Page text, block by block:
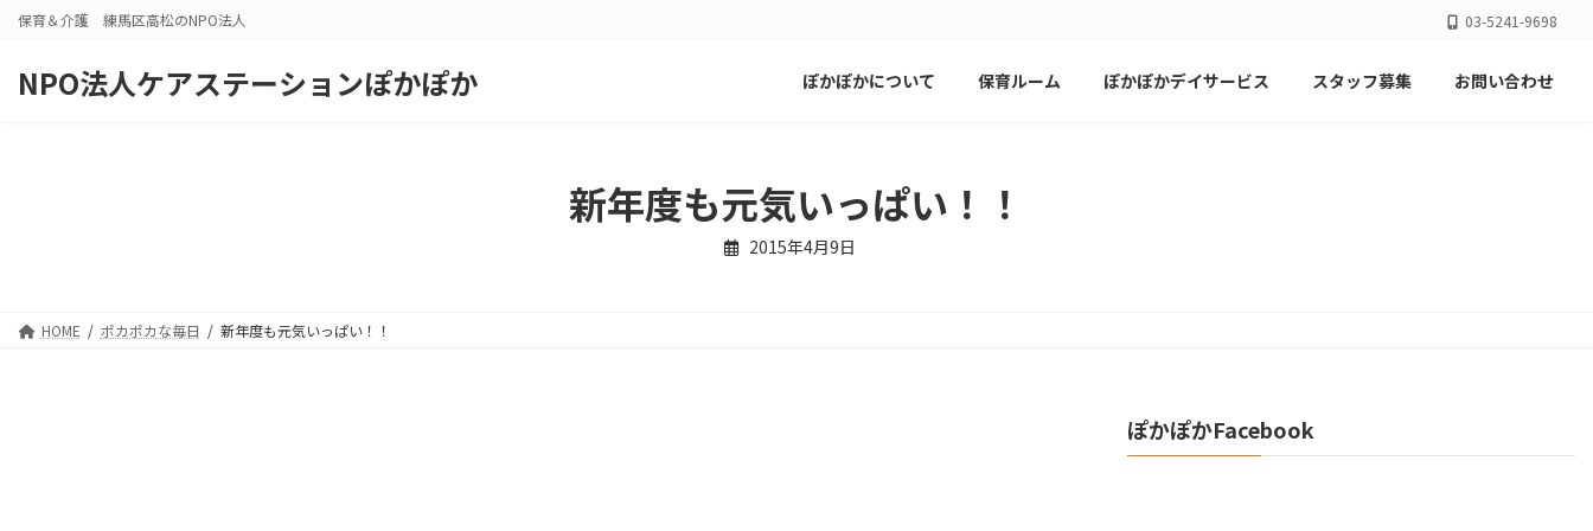
保育＆介護 練馬区高松のNPO法人 03-5241-9698
NPO法人ケアステーションぽかぽか ぽかぽかについて 保育ルーム ぽかぽかデイサービス スタッフ募集 お問い合わせ
新年度も元気いっぱい！！
2015年4月9日
HOME ポカポカな毎日 新年度も元気いっぱい！！
ぽかぽかFacebook